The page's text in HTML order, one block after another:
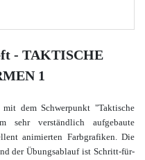
- TAKTISCHE
1
dem Schwerpunkt "Taktische
verständlich aufgebaute
animierten Farbgrafiken. Die
der Übungsablauf ist Schritt-für-